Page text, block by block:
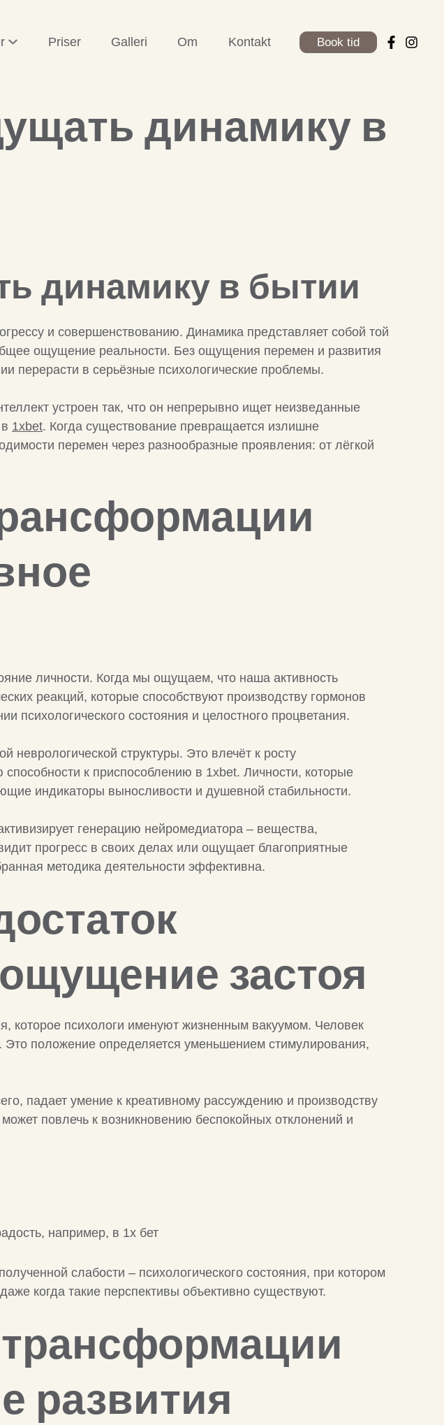
Priser Galleri Om Kontakt Book tid
динамику в
динамику в бытии
и совершенствованию. Динамика представляет собой той
ощущение реальности. Без ощущения перемен и развития
перерасти в серьёзные психологические проблемы.
устроен так, что он непрерывно ищет неизведанные
1xbet. Когда существование превращается излишне
перемен через разнообразные проявления: от лёгкой
личности. Когда мы ощущаем, что наша активность
реакций, которые способствуют производству гормонов
психологического состояния и целостного процветания.
неврологической структуры. Это влечёт к росту
к приспособлению в 1xbet. Личности, которые
индикаторы выносливости и душевной стабильности.
генерацию нейромедиатора – вещества,
прогресс в своих делах или ощущает благоприятные
методика деятельности эффективна.
застоя
которое психологи именуют жизненным вакуумом. Человек
положение определяется уменьшением стимулирования,
падает умение к креативному рассуждению и производству
повлечь к возникновению беспокойных отклонений и
например, в 1х бет
слабости – психологического состояния, при котором
когда такие перспективы объективно существуют.
развития